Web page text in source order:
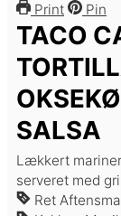
Print Pin
TACO
SALSA
Lækkert
serveret med
Ret